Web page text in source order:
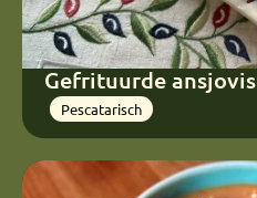
Gefrituurde ansjovis
Pescatarisch